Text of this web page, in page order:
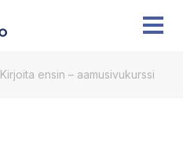
Kirjoita ensin – aamusivukurssi